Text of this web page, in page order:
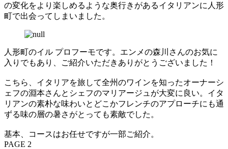
の変化をより楽しめるような奥行きがあるイタリアンに人形
町で出会ってしまいました。
人形町のイル プロフーモです。エンメの森川さんのお気に
入りでもあり、ご紹介いただきありがとうございました！
こちら、イタリアを旅して全州のワインを知ったオーナーシ
ェフの淵本さんとシェフのマリアージュが大変に良い。イタ
リアンの素朴な味わいとどこかフレンチのアプローチにも通
ずる味の層の暑さがとっても素敵でした。
基本、コースはお任せですが一部ご紹介。
PAGE 2